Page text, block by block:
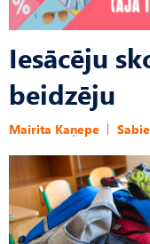
Iesācēju
beidzēju
Mairita Kaņepe